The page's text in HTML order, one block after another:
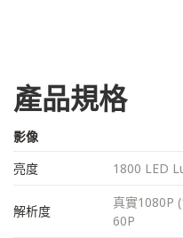
產品規格
影像
亮度
1800 LED
解析度
真實1080P
60P